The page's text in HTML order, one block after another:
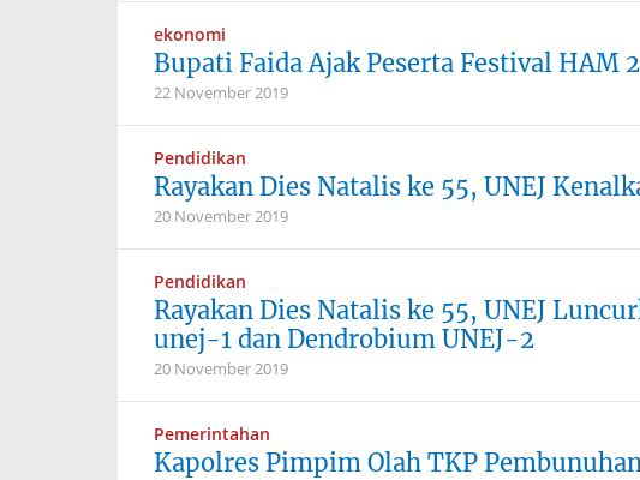
ekonomi
Bupati Faida Ajak Peserta Festival HAM
22 November 2019
Pendidikan
Rayakan Dies Natalis ke 55, UNEJ
20 November 2019
Pendidikan
Rayakan Dies Natalis ke 55, UNEJ
unej-1 dan Dendrobium UNEJ-2
20 November 2019
Pemerintahan
Kapolres Pimpim Olah TKP